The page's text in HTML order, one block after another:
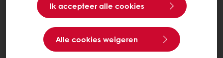
Ik accepteer alle cookies
Alle cookies weigeren